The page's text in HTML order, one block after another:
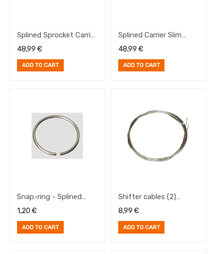
Splined Sprocket Carrier
Lock incl. Lock-Ring for
48,99€
ADD TO CART
Splined Carrier Slim
Lock, ONLY for splined
teeth or more/for
48,99€
ADD TO CART
Snap-ring - Splined
sprocket system for
1,20€
ADD TO CART
Shifter cables (2)
3.05m for Speedhub
8,99€
ADD TO CART